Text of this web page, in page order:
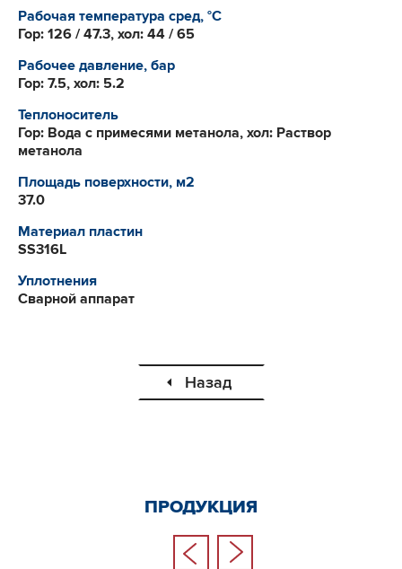
Рабочая температура сред, °С
Гор: 126 / 47.3, хол: 44 / 65
Рабочее давление, бар
Гор: 7.5, хол: 5.2
Теплоноситель
Гор: Вода с примесями метанола, хол: Раствор
метанола
Площадь поверхности, м2
37.0
Материал пластин
SS316L
Уплотнения
Сварной аппарат
Назад
ПРОДУКЦИЯ